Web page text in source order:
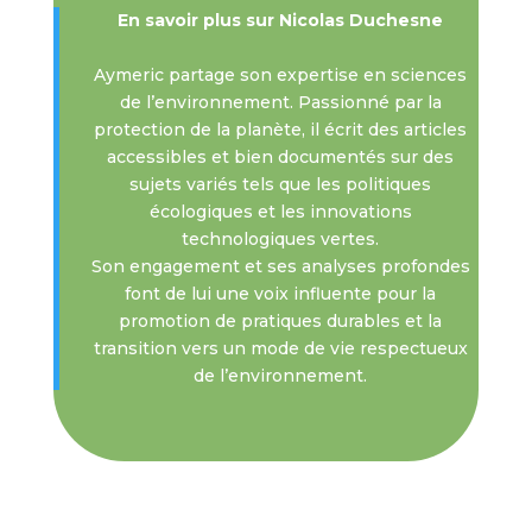
En savoir plus sur Nicolas Duchesne
Aymeric partage son expertise en sciences
de l’environnement. Passionné par la
protection de la planète, il écrit des articles
accessibles et bien documentés sur des
sujets variés tels que les politiques
écologiques et les innovations
technologiques vertes.
Son engagement et ses analyses profondes
font de lui une voix influente pour la
promotion de pratiques durables et la
transition vers un mode de vie respectueux
de l’environnement.